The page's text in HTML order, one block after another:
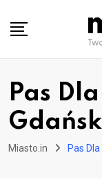
Pas
Gdańsk
Miasto.in Pas